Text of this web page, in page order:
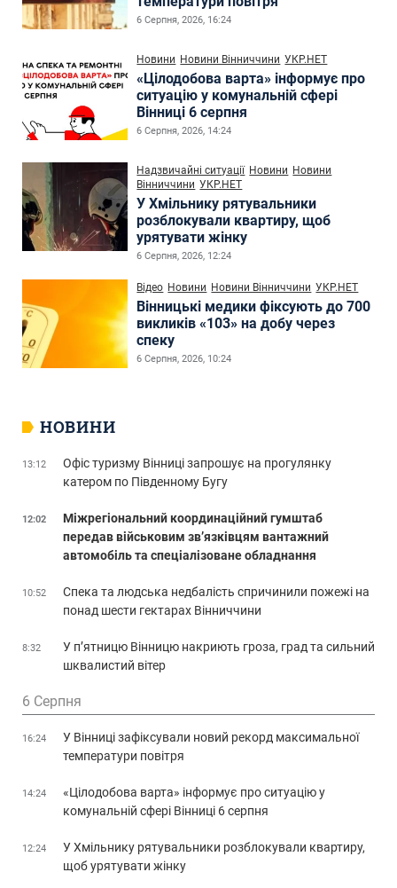
6 Серпня, 2026, 16:24
Новини Новини Вінниччини УКР.НЕТ
«Цілодобова варта» інформує про
ситуацію у комунальній сфері
Вінниці 6 серпня
6 Серпня, 2026, 14:24
Надзвичайні ситуації Новини Новини
Вінниччини УКР.НЕТ
У Хмільнику рятувальники
розблокували квартиру, щоб
урятувати жінку
6 Серпня, 2026, 12:24
Відео Новини Новини Вінниччини УКР.НЕТ
Вінницькі медики фіксують до 700
викликів «103» на добу через
спеку
6 Серпня, 2026, 10:24
НОВИНИ
13:12
Офіс туризму Вінниці запрошує на прогулянку
катером по Південному Бугу
12:02
Міжрегіональний координаційний гумштаб
передав військовим зв’язківцям вантажний
автомобіль та спеціалізоване обладнання
10:52
Спека та людська недбалість спричинили пожежі на
понад шести гектарах Вінниччини
8:32
У п’ятницю Вінницю накриють гроза, град та сильний
шквалистий вітер
6 Серпня
16:24
У Вінниці зафіксували новий рекорд максимальної
температури повітря
14:24
«Цілодобова варта» інформує про ситуацію у
комунальній сфері Вінниці 6 серпня
12:24
У Хмільнику рятувальники розблокували квартиру,
щоб урятувати жінку